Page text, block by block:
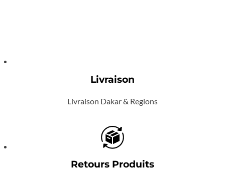
Livraison
Livraison Dakar & Regions
Retours Produits